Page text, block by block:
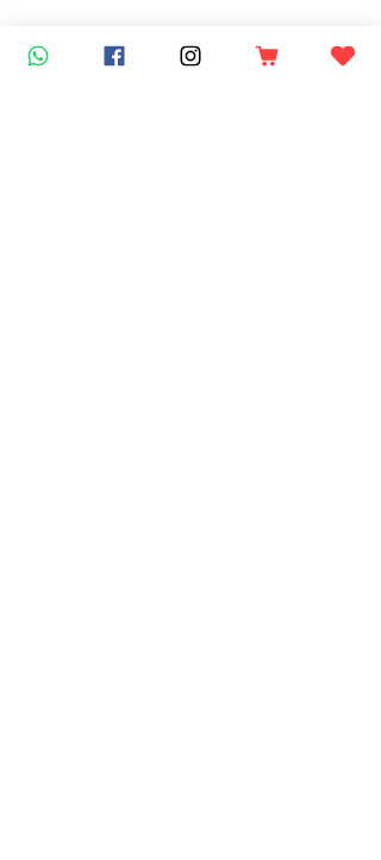
Mais vendidos